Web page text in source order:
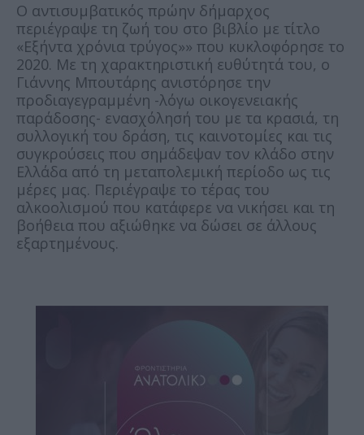
Ο αντισυμβατικός πρώην δήμαρχος
περιέγραψε τη ζωή του στο βιβλίο με τίτλο
«Εξήντα χρόνια τρύγος»» που κυκλοφόρησε το
2020. Με τη χαρακτηριστική ευθύτητά του, ο
Γιάννης Μπουτάρης ανιστόρησε την
προδιαγεγραμμένη -λόγω οικογενειακής
παράδοσης- ενασχόλησή του με τα κρασιά, τη
συλλογική του δράση, τις καινοτομίες και τις
συγκρούσεις που σημάδεψαν τον κλάδο στην
Ελλάδα από τη μεταπολεμική περίοδο ως τις
μέρες μας. Περιέγραψε το τέρας του
αλκοολισμού που κατάφερε να νικήσει και τη
βοήθεια που αξιώθηκε να δώσει σε άλλους
εξαρτημένους.